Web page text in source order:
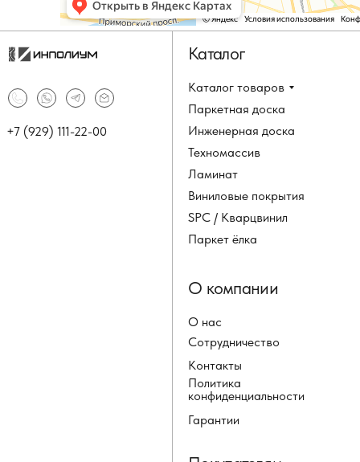
Каталог товаров
Паркетная доска
Инженерная доска
Техномассив
+7 (929) 111-22-00
Каталог
Ламинат
Виниловые покрытия
SPC / Кварцвинил
Паркет ёлка
О нас
Сотрудничество
Контакты
Политика
конфиденциальности
О компании
Гарантии